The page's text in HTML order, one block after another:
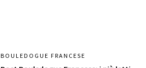
BOULEDOGUE FRANCESE